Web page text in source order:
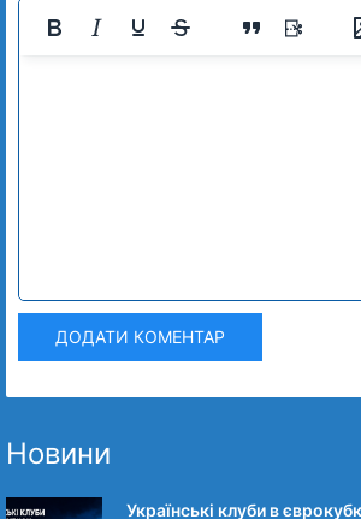
ДОДАТИ КОМЕНТАР
Новини
Українські клуби в